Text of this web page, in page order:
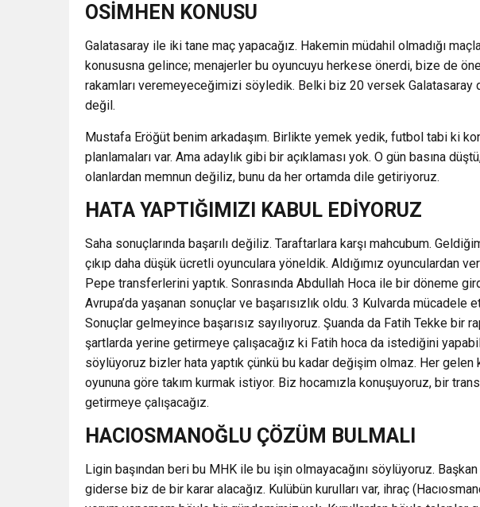
OSİMHEN KONUSU
Galatasaray ile iki tane maç yapacağız. Hakemin müdahil olmadığı
konususna gelince; menajerler bu oyuncuyu herkese önerdi, bize de
rakamları veremeyeceğimizi söyledik. Belki biz 20 versek Galatasaray
değil.
Mustafa Eröğüt benim arkadaşım. Birlikte yemek yedik, futbol tabi ki
planlamaları var. Ama adaylık gibi bir açıklaması yok. O gün basına
olanlardan memnun değiliz, bunu da her ortamda dile getiriyoruz.
HATA YAPTIĞIMIZI KABUL EDİYORUZ
Saha sonuçlarında başarılı değiliz. Taraftarlara karşı mahcubum.
çıkıp daha düşük ücretli oyunculara yöneldik. Aldığımız oyunculardan
Pepe transferlerini yaptık. Sonrasında Abdullah Hoca ile bir döneme
Avrupa’da yaşanan sonuçlar ve başarısızlık oldu. 3 Kulvarda mücadele
Sonuçlar gelmeyince başarısız sayılıyoruz. Şuanda da Fatih Tekke bir
şartlarda yerine getirmeye çalışacağız ki Fatih hoca da istediğini
söylüyoruz bizler hata yaptık çünkü bu kadar değişim olmaz. Her
oyununa göre takım kurmak istiyor. Biz hocamızla konuşuyoruz, bir
getirmeye çalışacağız.
HACIOSMANOĞLU ÇÖZÜM BULMALI
Ligin başından beri bu MHK ile bu işin olmayacağını söylüyoruz.
giderse biz de bir karar alacağız. Kulübün kurulları var, ihraç